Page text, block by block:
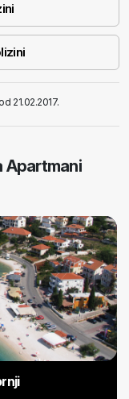
21.02.2017.
Apartmani